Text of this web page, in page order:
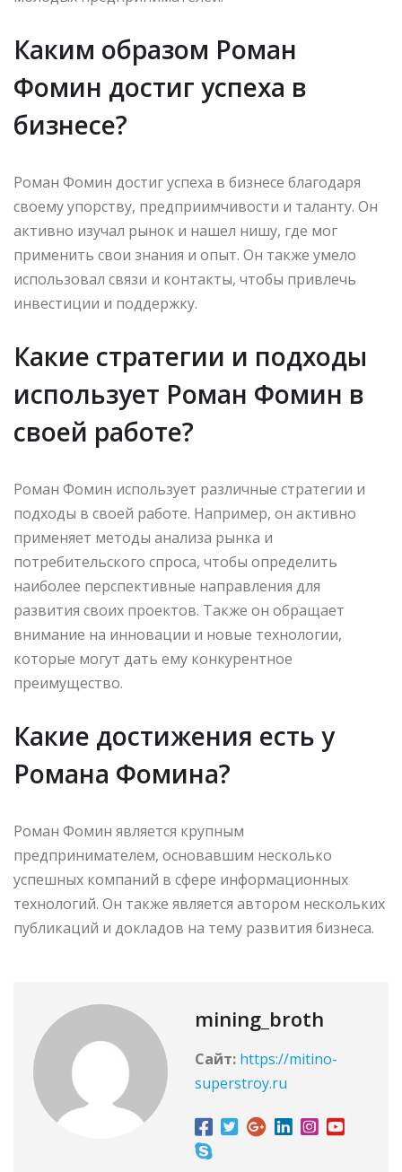
Каким образом Роман
Фомин достиг успеха в
бизнесе?
Роман Фомин достиг успеха в бизнесе благодаря
своему упорству, предприимчивости и таланту. Он
активно изучал рынок и нашел нишу, где мог
применить свои знания и опыт. Он также умело
использовал связи и контакты, чтобы привлечь
инвестиции и поддержку.
Какие стратегии и подходы
использует Роман Фомин в
своей работе?
Роман Фомин использует различные стратегии и
подходы в своей работе. Например, он активно
применяет методы анализа рынка и
потребительского спроса, чтобы определить
наиболее перспективные направления для
развития своих проектов. Также он обращает
внимание на инновации и новые технологии,
которые могут дать ему конкурентное
преимущество.
Какие достижения есть у
Романа Фомина?
Роман Фомин является крупным
предпринимателем, основавшим несколько
успешных компаний в сфере информационных
технологий. Он также является автором нескольких
публикаций и докладов на тему развития бизнеса.
mining_broth
Сайт: https://mitino-
superstroy.ru